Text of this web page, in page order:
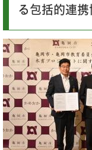
る包括的連